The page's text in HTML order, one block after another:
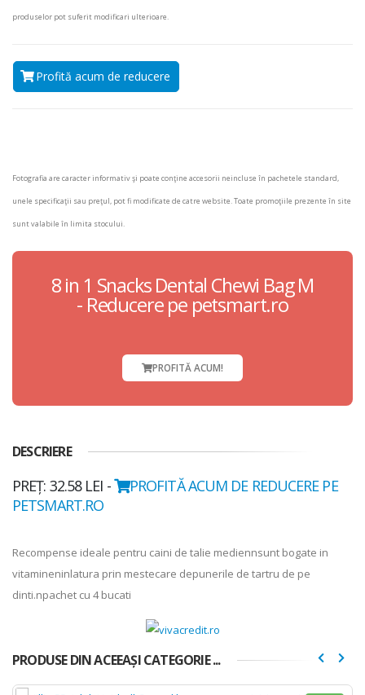
produselor pot suferit modificari ulterioare.
Profită acum de reducere
Fotografia are caracter informativ şi poate conţine accesorii neincluse în pachetele standard,
unele specificaţii sau preţul, pot fi modificate de catre website. Toate promoţiile prezente în site
sunt valabile în limita stocului.
8 in 1 Snacks Dental Chewi Bag M
- Reducere pe petsmart.ro
PROFITĂ ACUM!
DESCRIERE
PREȚ: 32.58 LEI -
PROFITĂ ACUM DE REDUCERE PE
PETSMART.RO
Recompense ideale pentru caini de talie mediennsunt bogate in
vitamineninlatura prin mestecare depunerile de tartru de pe
dinti.npachet cu 4 bucati
PRODUSE DIN ACEEAȘI CATEGORIE ...